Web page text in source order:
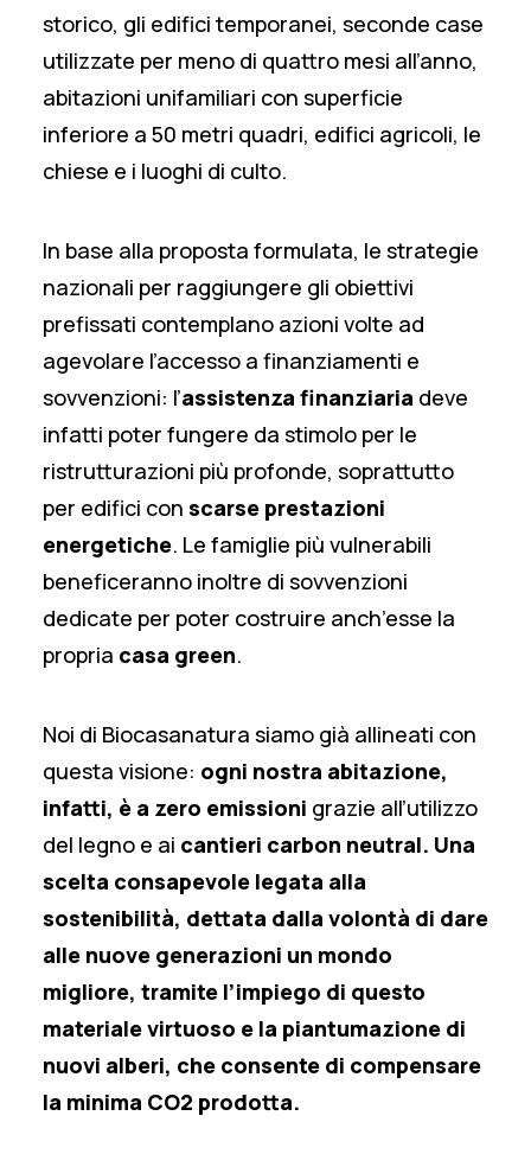
storico, gli edifici temporanei, seconde case
utilizzate per meno di quattro mesi all’anno,
abitazioni unifamiliari con superficie
inferiore a 50 metri quadri, edifici agricoli, le
chiese e i luoghi di culto.
In base alla proposta formulata, le strategie
nazionali per raggiungere gli obiettivi
prefissati contemplano azioni volte ad
agevolare l’accesso a finanziamenti e
sovvenzioni: l’assistenza finanziaria deve
infatti poter fungere da stimolo per le
ristrutturazioni più profonde, soprattutto
per edifici con scarse prestazioni
energetiche. Le famiglie più vulnerabili
beneficeranno inoltre di sovvenzioni
dedicate per poter costruire anch’esse la
propria casa green.
Noi di Biocasanatura siamo già allineati con
questa visione: ogni nostra abitazione,
infatti, è a zero emissioni grazie all’utilizzo
del legno e ai cantieri carbon neutral. Una
scelta consapevole legata alla
sostenibilità, dettata dalla volontà di dare
alle nuove generazioni un mondo
migliore, tramite l’impiego di questo
materiale virtuoso e la piantumazione di
nuovi alberi, che consente di compensare
la minima CO2 prodotta.